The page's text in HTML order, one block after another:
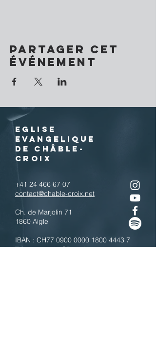
Partager cet
événement
EGLISE
EVANGELIQUE
DE CHÂBLE-
CROIX
+41 24 466 67 07
contact@chable-croix.net
Ch. de Marjolin 71
1860 Aigle
IBAN : CH77 0900 0000 1800 4443 7
Télécharger le QR code